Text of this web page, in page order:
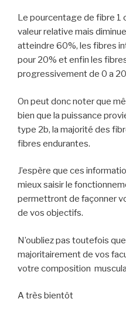
Le pourcentage de fibre 1
valeur relative mais
atteindre 60%, les fibres
pour 20% et enfin les
progressivement de 0 a
On peut donc noter que
bien que la puissance
type 2b, la majorité des
fibres endurantes.
J’espère que ces
mieux saisir le
permettront de façonner
de vos objectifs.
N’oubliez pas toutefois
majoritairement de vos
votre composition
A très bientôt